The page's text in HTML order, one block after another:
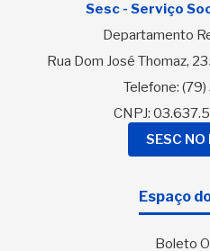
Sesc - Serviço
Departamento
Rua Dom José Thomaz,
Telefone:
CNPJ:
SESC
Espaço
Boleto